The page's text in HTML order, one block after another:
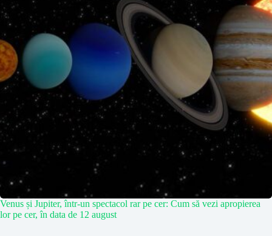
Venus și Jupiter, într-un spectacol rar pe cer: Cum să vezi apropierea
lor pe cer, în data de 12 august